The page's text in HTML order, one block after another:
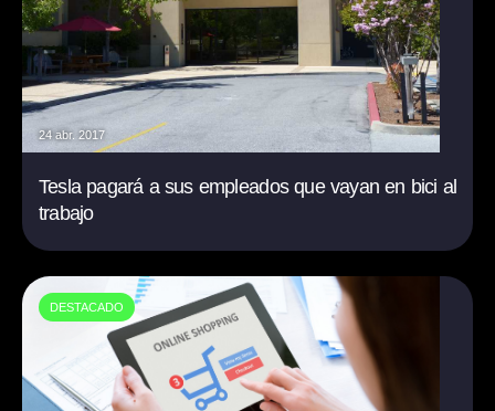
24 abr. 2017
Tesla pagará a sus empleados que vayan en bici al
trabajo
DESTACADO